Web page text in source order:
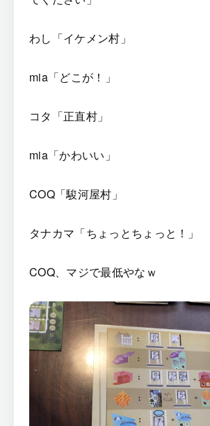
わし「イケメン村」
mia「どこが！」
コタ「正直村」
mia「かわいい」
COQ「駿河屋村」
タナカマ「ちょっとちょっと！」
COQ、マジで最低やなｗ